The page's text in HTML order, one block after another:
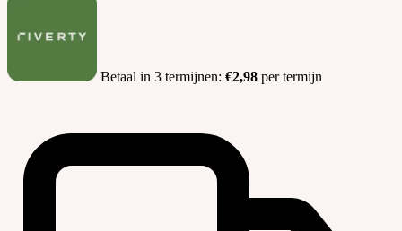
Betaal in 3 termijnen: €2,98 per termijn